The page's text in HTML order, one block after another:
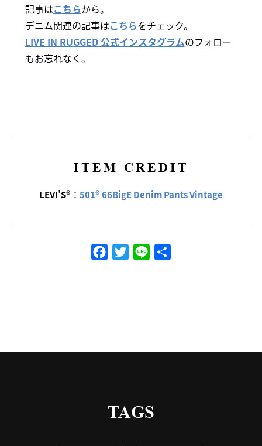
記事はこちらから。
デニム関連の記事はこちらをチェック。
LIVE IN RUGGED 公式インスタグラムのフォロー
もお忘れなく。
ITEM CREDIT
LEVI’S® ： 501® 66BigE Denim Pants Vintage
FacebookTwitterLine
TAGS